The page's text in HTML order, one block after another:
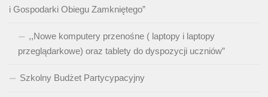
i Gospodarki Obiegu Zamkniętego”
,,Nowe komputery przenośne ( laptopy i laptopy
przeglądarkowe) oraz tablety do dyspozycji uczniów”
Szkolny Budżet Partycypacyjny